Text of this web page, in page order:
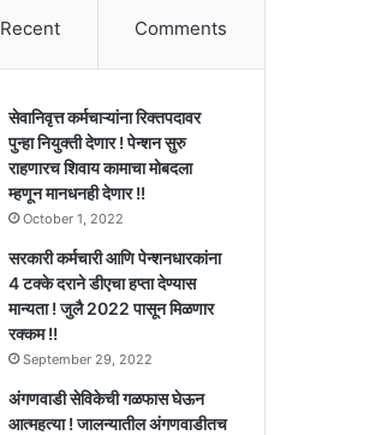
Recent Comments
सेवानिवृत्त कर्मचाऱ्यांना रिक्तपदावर
पुन्हा नियुक्ती देणार ! पेन्शन सुरु
राहणारच शिवाय कामाचा मोबदला
म्हणून मानधनही देणार !!
October 1, 2022
सरकारी कर्मचारी आणि पेन्शनधारकांना
4 टक्के दराने डीएचा हप्ता देण्यास
मान्यता ! जुलै 2022 पासून मिळणार
रक्कम !!
September 29, 2022
अंगणवाडी सेविकेची गळफास घेऊन
आत्महत्या ! जालन्यातील अंगणवाडीतच